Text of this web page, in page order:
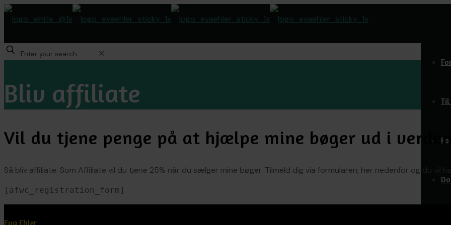
✕
Bliv affiliate
Vil du tjene penge på at hjælpe mine bøger ud i
Så bliv affiliate. Som Affiliate vil du tjene 25% når du sælger mine bøger. Tilmeld dig via formularen, her nedenfor og du vil
[afwc_registration_form]
Eva Ehler